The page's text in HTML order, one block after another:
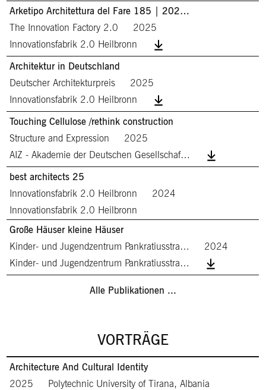
Arketipo Architettura del Fare 185 | 202…
The Innovation Factory 2.0
2025
Innovationsfabrik 2.0 Heilbronn
Architektur in Deutschland
Deutscher Architekturpreis
2025
Innovationsfabrik 2.0 Heilbronn
Touching Cellulose /rethink construction
Structure and Expression
2025
AIZ - Akademie der Deutschen Gesellschaf…
best architects 25
Innovationsfabrik 2.0 Heilbronn
2024
Innovationsfabrik 2.0 Heilbronn
Große Häuser kleine Häuser
Kinder- und Jugendzentrum Pankratiusstra…
2024
Kinder- und Jugendzentrum Pankratiusstra…
Alle Publikationen ...
VORTRÄGE
Architecture And Cultural Identity
2025
Polytechnic University of Tirana, Albania